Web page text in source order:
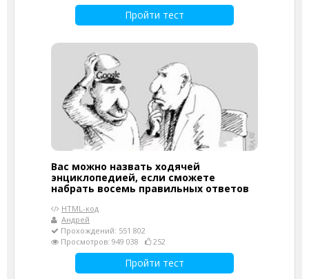
Пройти тест
Вас можно назвать ходячей
энциклопедией, если сможете
набрать восемь правильных ответов
HTML-код
Андрей
Прохождений: 551 802
Просмотров: 949 038
252
Пройти тест